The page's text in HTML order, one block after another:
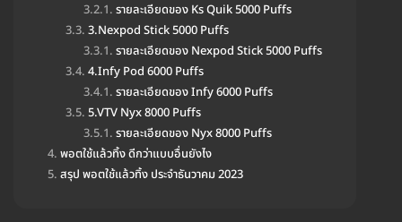
รายละเอียดของ Ks Quik 5000 Puffs
3.Nexpod Stick 5000 Puffs
รายละเอียดของ Nexpod Stick 5000 Puffs
4.Infy Pod 6000 Puffs
รายละเอียดของ Infy 6000 Puffs
5.VTV Nyx 8000 Puffs
รายละเอียดของ Nyx 8000 Puffs
พอตใช้แล้วทิ้ง ดีกว่าแบบอื่นยังไง
สรุป พอตใช้แล้วทิ้ง ประจำธันวาคม 2023